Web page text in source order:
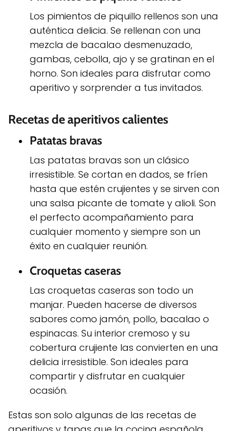
Los pimientos de piquillo rellenos son una
auténtica delicia. Se rellenan con una
mezcla de bacalao desmenuzado,
gambas, cebolla, ajo y se gratinan en el
horno. Son ideales para disfrutar como
aperitivo y sorprender a tus invitados.
Recetas de aperitivos calientes
Patatas bravas
Las patatas bravas son un clásico
irresistible. Se cortan en dados, se fríen
hasta que estén crujientes y se sirven con
una salsa picante de tomate y alioli. Son
el perfecto acompañamiento para
cualquier momento y siempre son un
éxito en cualquier reunión.
Croquetas caseras
Las croquetas caseras son todo un
manjar. Pueden hacerse de diversos
sabores como jamón, pollo, bacalao o
espinacas. Su interior cremoso y su
cobertura crujiente las convierten en una
delicia irresistible. Son ideales para
compartir y disfrutar en cualquier
ocasión.
Estas son solo algunas de las recetas de